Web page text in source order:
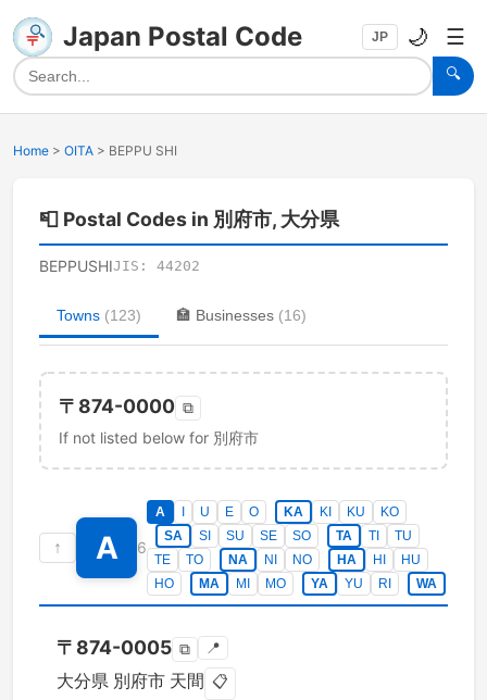
Japan Postal Code
🔍
JP 🌙 ☰
Home > OITA > BEPPU SHI
📮 Postal Codes in 別府市, 大分県
BEPPUSHIJIS: 44202
Towns (123) 🏣 Businesses (16)
〒 874-0000 ⧉
If not listed below for 別府市
↑ A 6
A U E O KA KI KU
KO
SA
SI SU SE SO TA TI
TU
TE
TO NA NI NO HA HI
HU
HO
MA MI MO YA YU RI WA
〒 874-0005 ⧉ 📍
大分県 別府市 天間 📋